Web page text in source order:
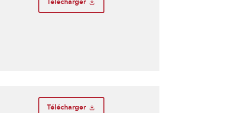
Télécharger
Télécharger